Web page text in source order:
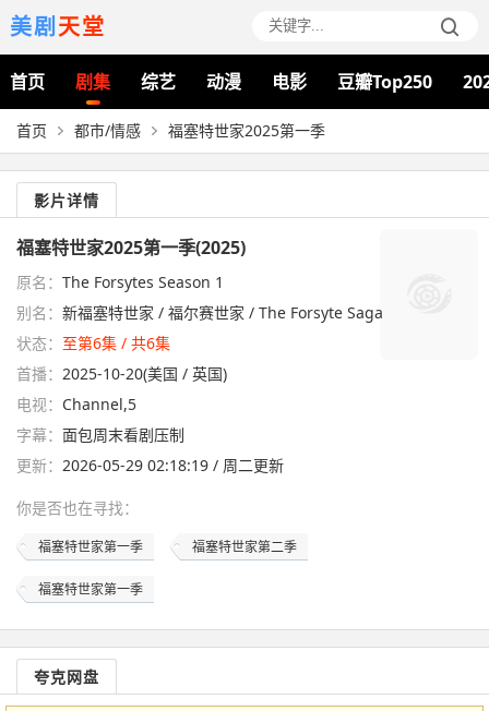
美剧天堂
首页 剧集 综艺 动漫 电影 豆瓣Top250
首页 都市/情感 福塞特世家2025第一季
影片详情
福塞特世家2025第一季(2025)
原名： The Forsytes Season 1
别名： 新福塞特世家 / 福尔赛世家 / The Forsyte Saga
状态： 至第6集 / 共6集
首播： 2025-10-20(美国 / 英国)
电视： Channel,5
字幕： 面包周末看剧压制
更新： 2026-05-29 02:18:19 / 周二更新
你是否也在寻找：
福塞特世家第一季 福塞特世家第二季
福塞特世家第一季
夸克网盘